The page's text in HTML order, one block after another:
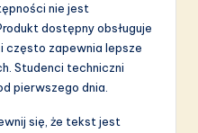
nie jest
dostępny obsługuje
często zapewnia lepsze
Studenci techniczni
pierwszego dnia.
się, że tekst jest